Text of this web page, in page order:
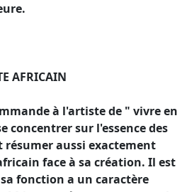
AFRICAIN
à l'artiste de " vivre en
concentrer sur l'essence des
résumer aussi exactement
face à sa création. Il est
fonction a un caractère